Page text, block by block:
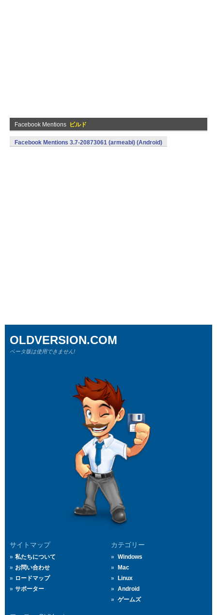
Facebook Mentions ビルド
Facebook Mentions 3.7-20873061 (armeabi) (Android)
サイトマップ
私たちについて
お問い合わせ
ロードマップ
サポーター
カテゴリー
Windows
Mac
Linux
Android
ゲームズ
OLDVERSION.COM
ベータ版は使用できません!